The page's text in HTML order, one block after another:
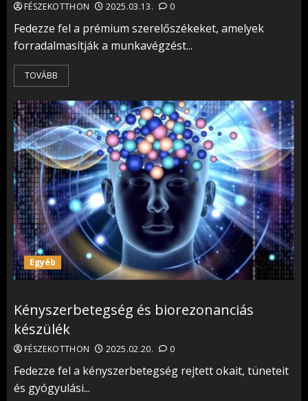
FÉSZEKOTTHON 2025.03.13. 0
Fedezze fel a prémium szerelőszékeket, amelyek
forradalmasítják a munkavégzést...
TOVÁBB
Egyéb
Kényszerbetegség és biorezonanciás
készülék
FÉSZEKOTTHON 2025.02.20. 0
Fedezze fel a kényszerbetegség rejtett okait, tüneteit
és gyógyulási...